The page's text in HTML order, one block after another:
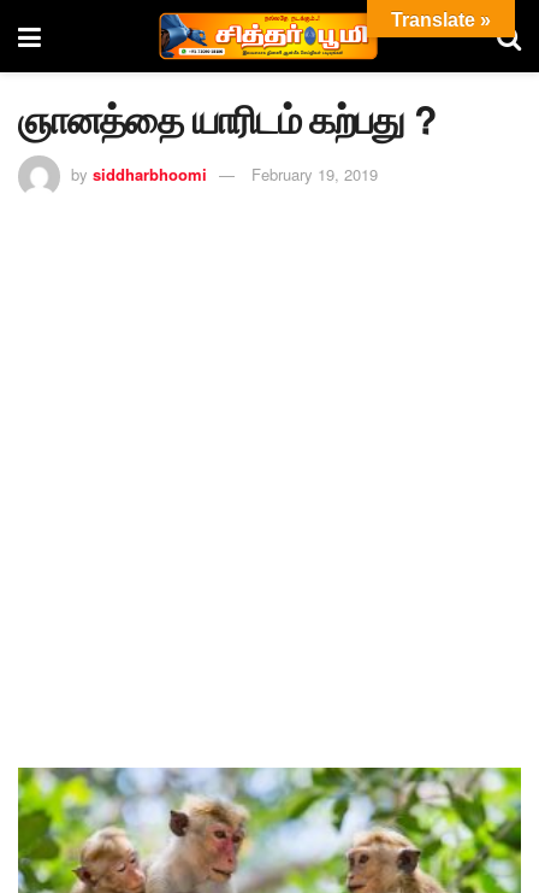
ஞானத்தை யாரிடம் கற்பது ?
by siddharbhoomi February 19, 2019
Translate »